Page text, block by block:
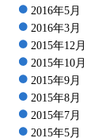
2016年5月
2016年3月
2015年12月
2015年10月
2015年9月
2015年8月
2015年7月
2015年5月